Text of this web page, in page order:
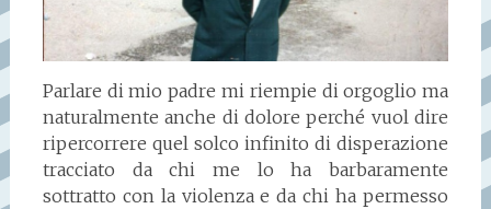
Parlare di mio padre mi riempie di orgoglio ma
naturalmente anche di dolore perché vuol dire
ripercorrere quel solco infinito di disperazione
tracciato da chi me lo ha barbaramente
sottratto con la violenza e da chi ha permesso